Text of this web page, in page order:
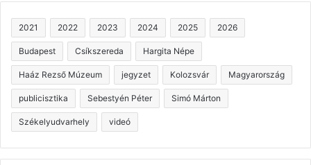
2021 2022 2023 2024 2025 2026
Budapest Csíkszereda Hargita Népe
Haáz Rezső Múzeum jegyzet Kolozsvár Magyarország
publicisztika Sebestyén Péter Simó Márton
Székelyudvarhely videó